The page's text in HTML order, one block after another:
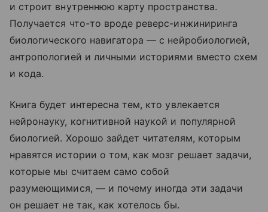
и строит внутреннюю карту пространства.
Получается что-то вроде реверс-инжиниринга
биологического навигатора — с нейробиологией,
антропологией и личными историями вместо схем
и кода.
Книга будет интересна тем, кто увлекается
нейронауку, когнитивной наукой и популярной
биологией. Хорошо зайдет читателям, которым
нравятся истории о том, как мозг решает задачи,
которые мы считаем само собой
разумеющимися, — и почему иногда эти задачи
он решает не так, как хотелось бы.